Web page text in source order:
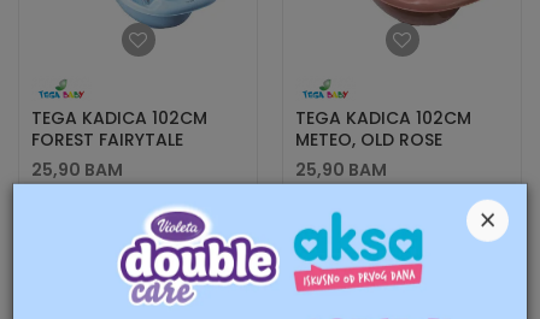
TEGA KADICA 102CM
FOREST FAIRYTALE
25,90 BAM
KUPI
TEGA KADICA 102CM
METEO, OLD ROSE
25,90 BAM
KUPI
×